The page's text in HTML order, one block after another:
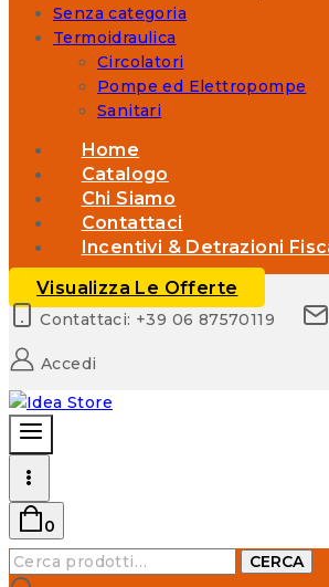
Senza categoria
Termoidraulica
Circolatori
Pompe ed Elettropompe
Sanitari
Home
Catalogo
Chi Siamo
Contattaci
Incentivi & Detrazioni
Visualizza Le Offerte
Contattaci: +39 06 87570119
Accedi
0
Cerca:
CERCA